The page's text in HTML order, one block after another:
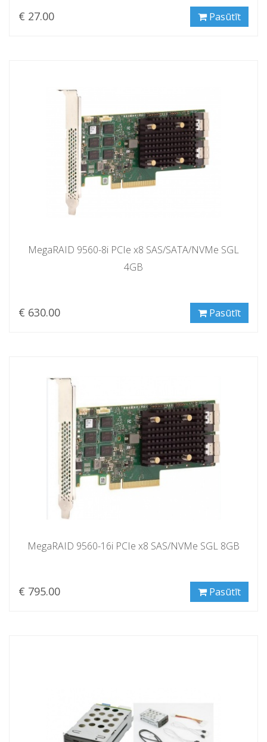
€ 27.00 Pasūtīt
MegaRAID 9560-8i PCIe x8 SAS/SATA/NVMe SGL
4GB
€ 630.00 Pasūtīt
MegaRAID 9560-16i PCIe x8 SAS/NVMe SGL 8GB
€ 795.00 Pasūtīt